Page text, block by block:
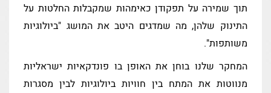
תוך שמירה על תפקודן כאימהות שמקבלות החלטות על
התינוק שלהן, מה שמדגים היטב את המושג "ביולוגיות
משותפות".
המחקר שלנו בוחן את האופן בו פונדקאיות ישראליות
מנווטות את המתח בין חוויות ביולוגיות לבין מסגרות